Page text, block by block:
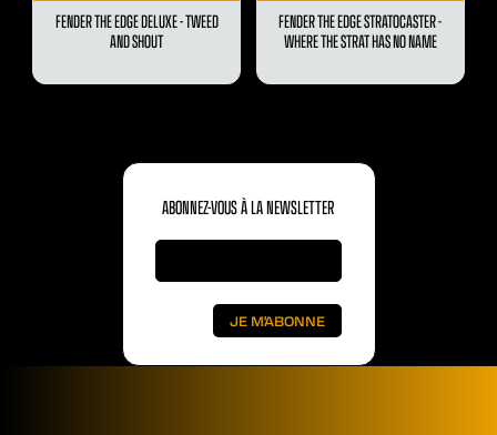
FENDER THE EDGE DELUXE - TWEED
AND SHOUT
FENDER THE EDGE STRATOCASTER -
WHERE THE STRAT HAS NO NAME
ABONNEZ-VOUS À LA NEWSLETTER